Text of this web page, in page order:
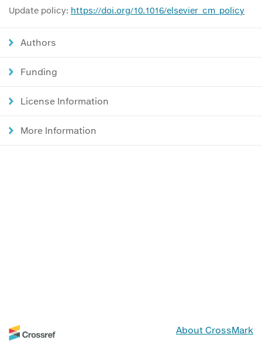
Update policy: https://doi.org/10.1016/elsevier_cm_policy
Authors
Funding
License Information
More Information
About CrossMark